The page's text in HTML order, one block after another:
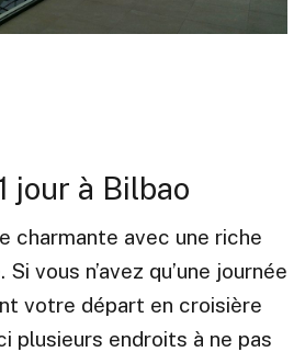
jour à Bilbao
charmante avec une riche
vous n’avez qu’une journée
votre départ en croisière
plusieurs endroits à ne pas